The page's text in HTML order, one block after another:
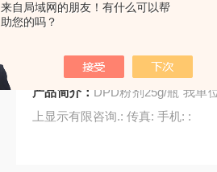
来自局域网的朋友！有什么可以帮
助您的吗？
产品简介： DPD粉剂25g/瓶 我单位生产各种标准溶液,环保试剂,化学试剂及快速检测试剂盒,网
上显示有限咨询.: 传真: 手机: :